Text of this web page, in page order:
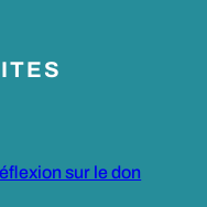
sur le don